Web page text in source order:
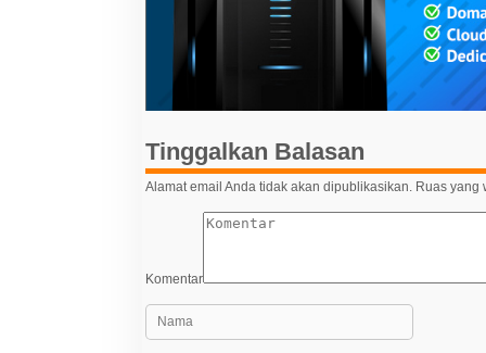
Tinggalkan Balasan
Alamat email Anda tidak akan dipublikasikan. Ruas yang
Komentar